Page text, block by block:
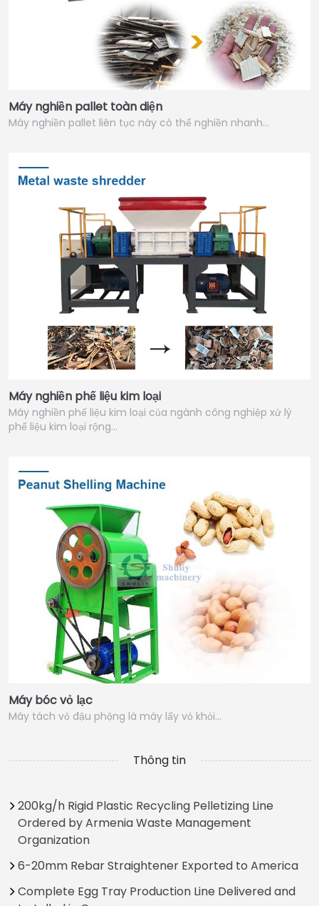
Máy nghiền pallet toàn diện
Máy nghiền pallet liên tục này có thể nghiền nhanh…
Máy nghiền phế liệu kim loại
Máy nghiền phế liệu kim loại của ngành công nghiệp xử lý
phế liệu kim loại rộng…
Máy bóc vỏ lạc
Máy tách vỏ đậu phộng là máy lấy vỏ khỏi…
Thông tin
200kg/h Rigid Plastic Recycling Pelletizing Line
Ordered by Armenia Waste Management
Organization
6-20mm Rebar Straightener Exported to America
Complete Egg Tray Production Line Delivered and